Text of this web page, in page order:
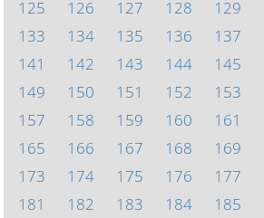
125
126 127 128 129
133
134 135 136 137
141
142 143 144 145
149
150 151 152 153
157
158 159 160 161
165
166 167 168 169
173
174 175 176 177
181
182 183 184 185